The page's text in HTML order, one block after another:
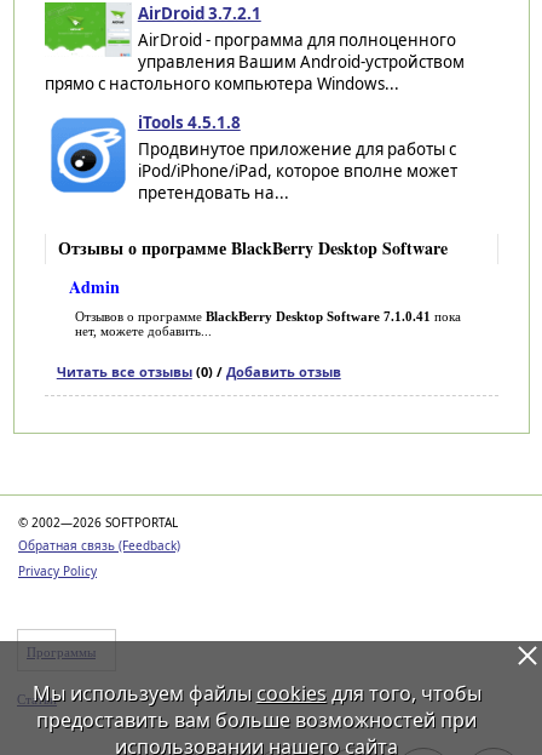
AirDroid 3.7.2.1
AirDroid - программа для полноценного
управления Вашим Android-устройством
прямо с настольного компьютера Windows...
iTools 4.5.1.8
Продвинутое приложение для работы с
iPod/iPhone/iPad, которое вполне может
претендовать на...
Отзывы о программе BlackBerry Desktop Software
Admin
Отзывов о программе BlackBerry Desktop Software 7.1.0.41 пока
нет, можете добавить...
Читать все отзывы(0) / Добавить отзыв
© 2002—2026 SOFTPORTAL
Обратная связь (Feedback)
Privacy Policy
Программы
Статьи
Мы используем файлы cookiesдля того, чтобы
предоставить вам больше возможностей при
использовании нашего сайта